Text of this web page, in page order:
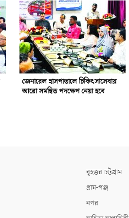
জেনারেল হাসপাতালে চিকিৎসাসেবায়
আরো সমন্বিত পদক্ষেপ নেয়া হবে
বৃহত্তর চট্টগ্রাম
গ্রাম-গঞ্জ
নগর